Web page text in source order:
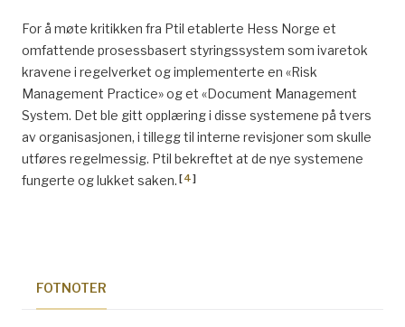
For å møte kritikken fra Ptil etablerte Hess Norge et
omfattende prosessbasert styringssystem som ivaretok
kravene i regelverket og implementerte en «Risk
Management Practice» og et «Document Management
System. Det ble gitt opplæring i disse systemene på tvers
av organisasjonen, i tillegg til interne revisjoner som skulle
utføres regelmessig. Ptil bekreftet at de nye systemene
fungerte og lukket saken. [4]
FOTNOTER